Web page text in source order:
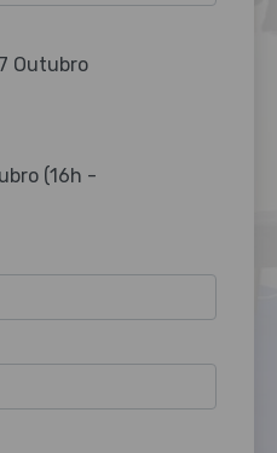
Outubro
(16h -